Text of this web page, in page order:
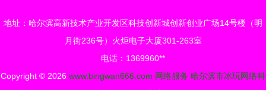
地址：哈尔滨高新技术产业开发区科技创新城创新创业广场14号楼（明
月街236号）火炬电子大厦301-263室
电话：1369960**
Copyright © 2026 www.bingwan666.com 网络服务 哈尔滨市冰玩网络科